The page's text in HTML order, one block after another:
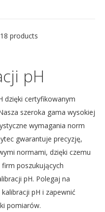
products
pH
dzięki certyfikowanym
szeroka gama wysokiej
wymagania norm
gwarantuje precyzję,
normami, dzięki czemu
poszukujących
pH. Polegaj na
pH i zapewnić
pomiarów.